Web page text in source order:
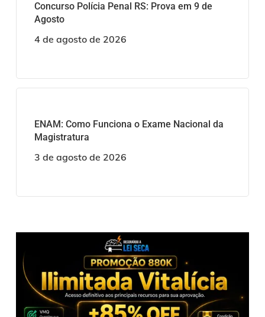
Concurso Polícia Penal RS: Prova em 9 de
Agosto
4 de agosto de 2026
ENAM: Como Funciona o Exame Nacional da
Magistratura
3 de agosto de 2026